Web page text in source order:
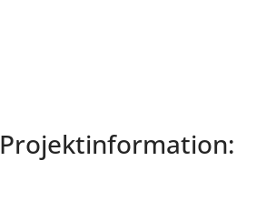
Projektinformation: